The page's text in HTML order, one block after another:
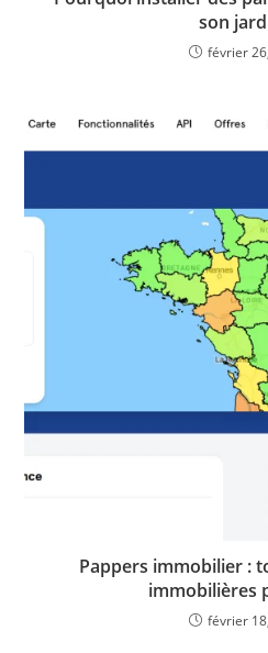
son
février
Pappers immobilier :
immobilières
février